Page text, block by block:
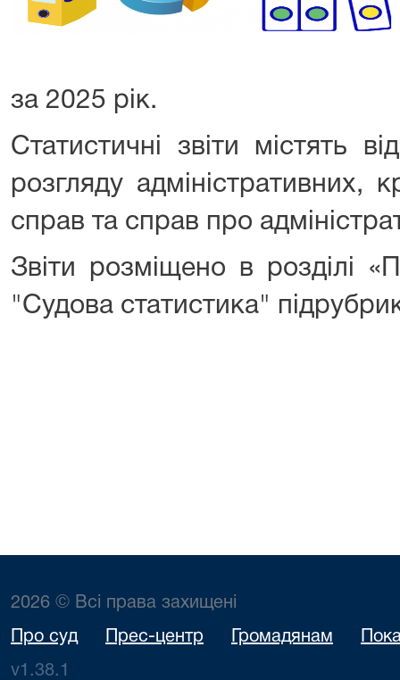
за 2025 рік.
Статистичні звіти містять
розгляду адміністративних,
справ та справ про
Звіти розміщено в розділі
"Судова статистика"
2026 © Всі права захищені
Про суд Прес-центр Громадянам
v1.38.1